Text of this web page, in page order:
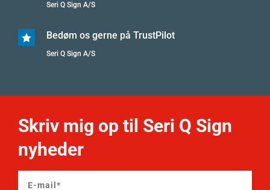
Seri Q Sign A/S
 Bedøm os gerne på TrustPilot
Seri Q Sign A/S
Skriv mig op til Seri Q Sign
nyheder